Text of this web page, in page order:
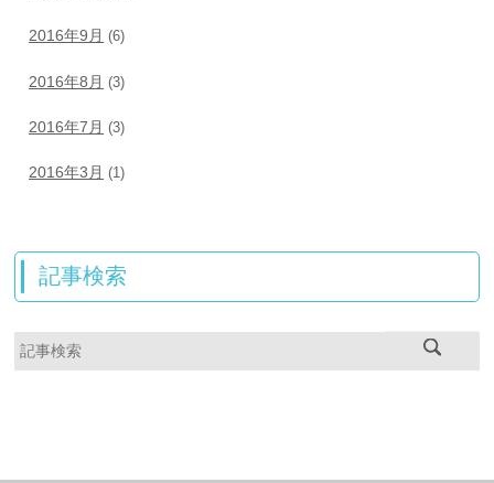
2016年9月 (6)
2016年8月 (3)
2016年7月 (3)
2016年3月 (1)
記事検索